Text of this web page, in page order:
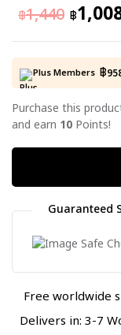
฿1,440 ฿
Plus Members ฿
Purchase this
and earn 10 Points!
Guaranteed
Free worldwide
Delivers in: 3-7